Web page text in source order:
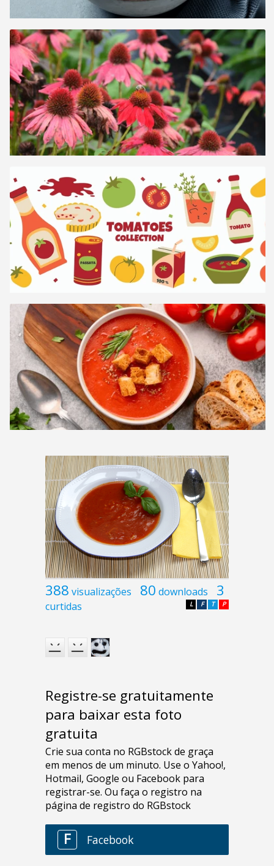
388 visualizações 80 downloads 3
curtidas P
T
F
L
Registre-se gratuitamente
para baixar esta foto
gratuita